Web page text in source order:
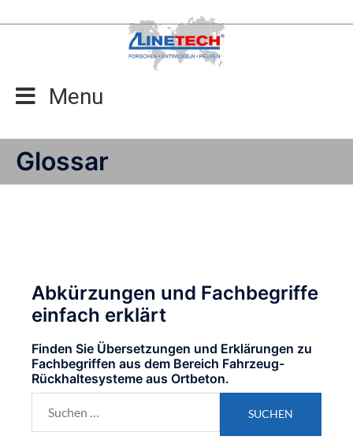
Inhalt
Menu
Glossar
Abkürzungen und Fachbegriffe
einfach erklärt
Finden Sie Übersetzungen und Erklärungen zu
Fachbegriffen aus dem Bereich Fahrzeug-
Rückhaltesysteme aus Ortbeton.
nach: